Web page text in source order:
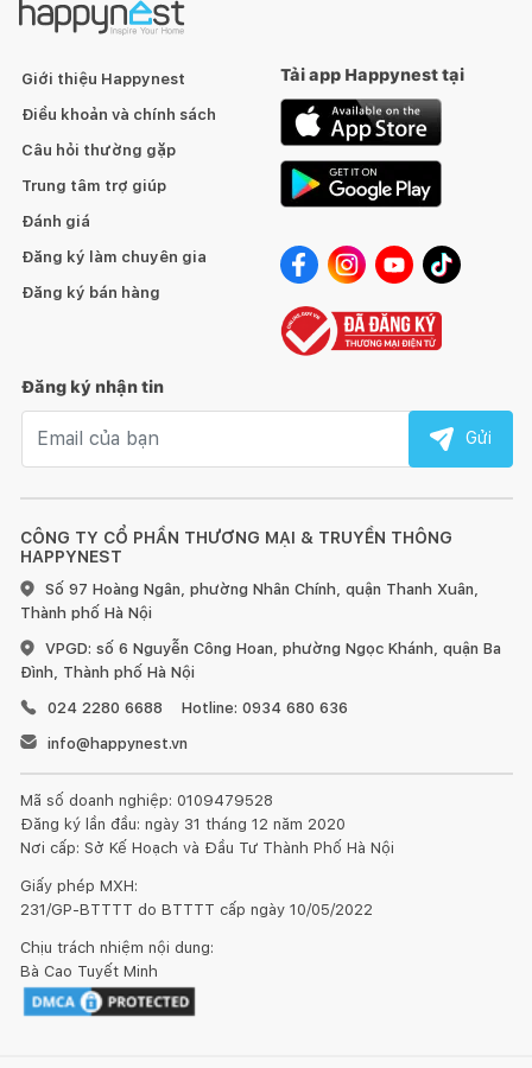
CÔNG TY CỔ PHẦN THƯƠNG MẠI & TRUYỀN THÔNG
HAPPYNEST
Số 97 Hoàng Ngân, phường Nhân Chính, quận Thanh Xuân,
Thành phố Hà Nội
VPGD: số 6 Nguyễn Công Hoan, phường Ngọc Khánh, quận Ba
Đình, Thành phố Hà Nội
024 2280 6688
Hotline: 0934 680 636
info@happynest.vn
Mã số doanh nghiệp: 0109479528
Đăng ký lần đầu: ngày 31 tháng 12 năm 2020
Nơi cấp: Sở Kế Hoạch và Đầu Tư Thành Phố Hà Nội
Giấy phép MXH:
231/GP-BTTTT do BTTTT cấp ngày 10/05/2022
Chịu trách nhiệm nội dung:
Bà Cao Tuyết Minh
Giới thiệu Happynest
Điều khoản và chính sách
Câu hỏi thường gặp
Trung tâm trợ giúp
Đánh giá
Đăng ký làm chuyên gia
Đăng ký bán hàng
Tải app Happynest tại
Đăng ký nhận tin
Gửi